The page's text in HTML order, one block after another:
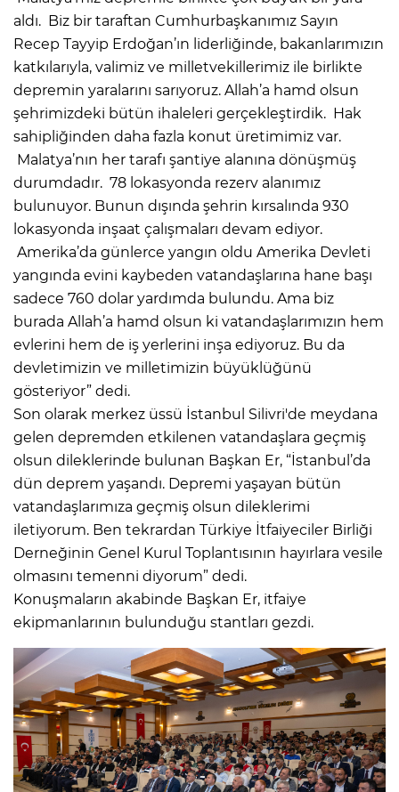
aldı. Biz bir taraftan Cumhurbaşkanımız Sayın
Recep Tayyip Erdoğan’ın liderliğinde, bakanlarımızın
katkılarıyla, valimiz ve milletvekillerimiz ile birlikte
depremin yaralarını sarıyoruz. Allah’a hamd olsun
şehrimizdeki bütün ihaleleri gerçekleştirdik. Hak
sahipliğinden daha fazla konut üretimimiz var.
Malatya’nın her tarafı şantiye alanına dönüşmüş
durumdadır. 78 lokasyonda rezerv alanımız
bulunuyor. Bunun dışında şehrin kırsalında 930
lokasyonda inşaat çalışmaları devam ediyor.
Amerika’da günlerce yangın oldu Amerika Devleti
yangında evini kaybeden vatandaşlarına hane başı
sadece 760 dolar yardımda bulundu. Ama biz
burada Allah’a hamd olsun ki vatandaşlarımızın hem
evlerini hem de iş yerlerini inşa ediyoruz. Bu da
devletimizin ve milletimizin büyüklüğünü
gösteriyor” dedi.
Son olarak merkez üssü İstanbul Silivri'de meydana
gelen depremden etkilenen vatandaşlara geçmiş
olsun dileklerinde bulunan Başkan Er, “İstanbul’da
dün deprem yaşandı. Depremi yaşayan bütün
vatandaşlarımıza geçmiş olsun dileklerimi
iletiyorum. Ben tekrardan Türkiye İtfaiyeciler Birliği
Derneğinin Genel Kurul Toplantısının hayırlara vesile
olmasını temenni diyorum” dedi.
Konuşmaların akabinde Başkan Er, itfaiye
ekipmanlarının bulunduğu stantları gezdi.